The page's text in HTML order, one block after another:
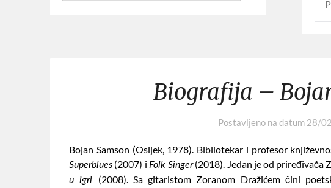
Biografija –
Postavljeno na datum 28/
Bojan Samson (Osijek, 1978). Bibliotekar i profesor
Superblues (2007) i Folk Singer(2018). Jedan je od priređivača
u igri (2008). Sa gitaristom Zoranom Dražićem čini